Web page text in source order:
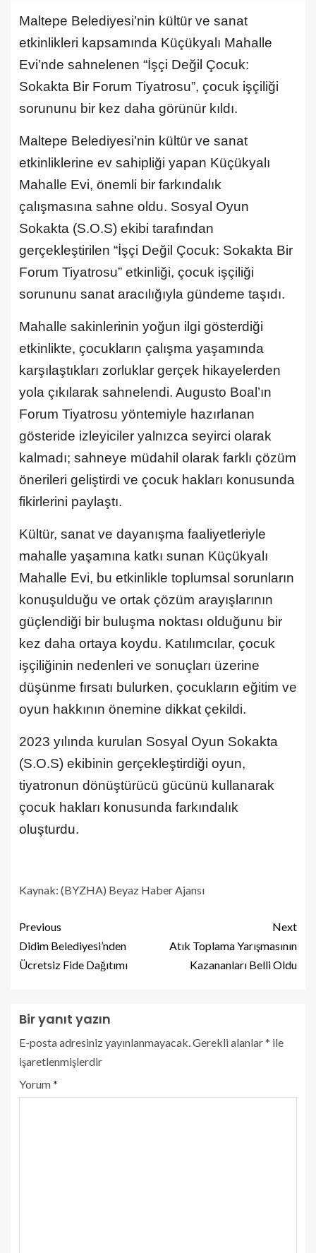
Maltepe Belediyesi’nin kültür ve sanat
etkinlikleri kapsamında Küçükyalı Mahalle
Evi’nde sahnelenen “İşçi Değil Çocuk:
Sokakta Bir Forum Tiyatrosu”, çocuk işçiliği
sorununu bir kez daha görünür kıldı.
Maltepe Belediyesi’nin kültür ve sanat
etkinliklerine ev sahipliği yapan Küçükyalı
Mahalle Evi, önemli bir farkındalık
çalışmasına sahne oldu. Sosyal Oyun
Sokakta (S.O.S) ekibi tarafından
gerçekleştirilen “İşçi Değil Çocuk: Sokakta Bir
Forum Tiyatrosu” etkinliği, çocuk işçiliği
sorununu sanat aracılığıyla gündeme taşıdı.
Mahalle sakinlerinin yoğun ilgi gösterdiği
etkinlikte, çocukların çalışma yaşamında
karşılaştıkları zorluklar gerçek hikayelerden
yola çıkılarak sahnelendi. Augusto Boal’ın
Forum Tiyatrosu yöntemiyle hazırlanan
gösteride izleyiciler yalnızca seyirci olarak
kalmadı; sahneye müdahil olarak farklı çözüm
önerileri geliştirdi ve çocuk hakları konusunda
fikirlerini paylaştı.
Kültür, sanat ve dayanışma faaliyetleriyle
mahalle yaşamına katkı sunan Küçükyalı
Mahalle Evi, bu etkinlikle toplumsal sorunların
konuşulduğu ve ortak çözüm arayışlarının
güçlendiği bir buluşma noktası olduğunu bir
kez daha ortaya koydu. Katılımcılar, çocuk
işçiliğinin nedenleri ve sonuçları üzerine
düşünme fırsatı bulurken, çocukların eğitim ve
oyun hakkının önemine dikkat çekildi.
2023 yılında kurulan Sosyal Oyun Sokakta
(S.O.S) ekibinin gerçekleştirdiği oyun,
tiyatronun dönüştürücü gücünü kullanarak
çocuk hakları konusunda farkındalık
oluşturdu.
Kaynak: (BYZHA) Beyaz Haber Ajansı
Previous
Didim Belediyesi’nden
Ücretsiz Fide Dağıtımı
Next
Atık Toplama Yarışmasının
Kazananları Belli Oldu
Bir yanıt yazın
E-posta adresiniz yayınlanmayacak. Gerekli alanlar* ile
işaretlenmişlerdir
Yorum*